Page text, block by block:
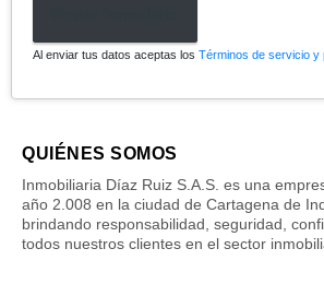
Al enviar tus datos aceptas los Términos de servicio y
QUIÉNES SOMOS
Inmobiliaria Díaz Ruiz S.A.S. es una
año 2.008 en la ciudad de Cartagena de
brindando responsabilidad, seguridad,
todos nuestros clientes en el sector